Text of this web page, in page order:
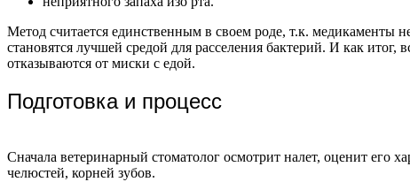
Метод считается единственным в своем роде, т.к. медикаменты
становятся лучшей средой для расселения бактерий. И как
отказываются от миски с едой.
Подготовка и процесс
Сначала ветеринарный стоматолог осмотрит налет, оценит его
челюстей, корней зубов.